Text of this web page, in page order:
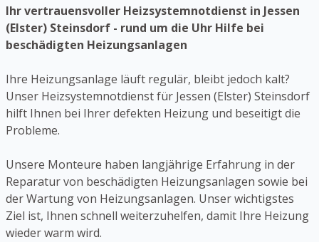
Ihr vertrauensvoller Heizsystemnotdienst in Jessen
(Elster) Steinsdorf - rund um die Uhr Hilfe bei
beschädigten Heizungsanlagen
Ihre Heizungsanlage läuft regulär, bleibt jedoch kalt?
Unser Heizsystemnotdienst für Jessen (Elster) Steinsdorf
hilft Ihnen bei Ihrer defekten Heizung und beseitigt die
Probleme.
Unsere Monteure haben langjährige Erfahrung in der
Reparatur von beschädigten Heizungsanlagen sowie bei
der Wartung von Heizungsanlagen. Unser wichtigstes
Ziel ist, Ihnen schnell weiterzuhelfen, damit Ihre Heizung
wieder warm wird.